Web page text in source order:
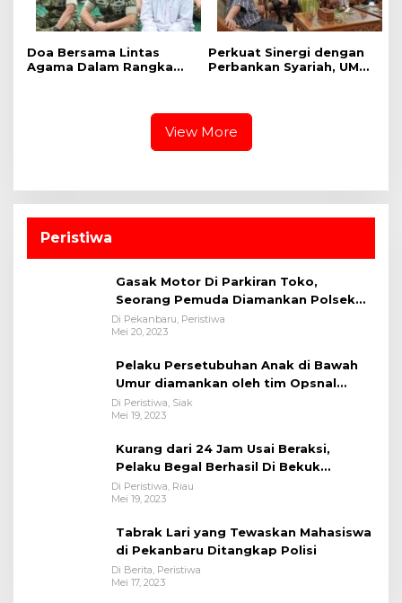
Doa Bersama Lintas
Agama Dalam Rangka
Perkuat Sinergi dengan
Perbankan Syariah, UMRI
Pegawai
View More
Peristiwa
Gasak Motor Di Parkiran Toko,
Seorang Pemuda Diamankan Polsek
Bukit Raya
Di Pekanbaru, Peristiwa
Mei 20, 2023
Pelaku Persetubuhan Anak di Bawah
Umur diamankan oleh tim Opsnal
Polsek Tualang-Polres Siak-Polda Riau
Di Peristiwa, Siak
Mei 19, 2023
Kurang dari 24 Jam Usai Beraksi,
Pelaku Begal Berhasil Di Bekuk
Satreskrim Polres Kuansing
Di Peristiwa, Riau
Mei 19, 2023
Tabrak Lari yang Tewaskan Mahasiswa
di Pekanbaru Ditangkap Polisi
Di Berita, Peristiwa
Mei 17, 2023